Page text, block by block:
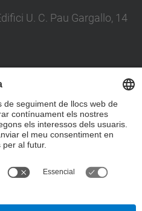
U. C. Pau Gargallo, 14